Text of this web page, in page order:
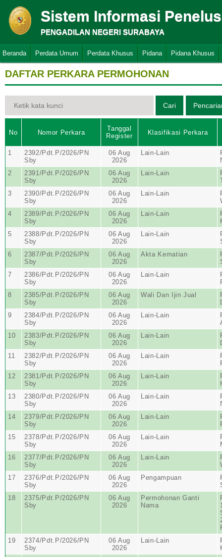
Sistem Informasi
PENGADILAN NEGERI SURABAYA
Beranda Perdata Umum Perdata Khusus Pidana Pidana Khusus
DAFTAR PERKARA PERMOHONAN
No Nomor Perkara
Tanggal
Register
Klasifikasi Perkara
1
2392/Pdt.P/2026/PN
Sby
06 Aug
2026
Lain-Lain
2
2391/Pdt.P/2026/PN
Sby
06 Aug
2026
Lain-Lain
3
2390/Pdt.P/2026/PN
Sby
06 Aug
2026
Lain-Lain
4
2389/Pdt.P/2026/PN
Sby
06 Aug
2026
Lain-Lain
5
2388/Pdt.P/2026/PN
Sby
06 Aug
2026
Lain-Lain
6
2387/Pdt.P/2026/PN
Sby
06 Aug
2026
Akta Kematian
7
2386/Pdt.P/2026/PN
Sby
06 Aug
2026
Lain-Lain
8
2385/Pdt.P/2026/PN
Sby
06 Aug
2026
Wali Dan Ijin Jual
9
2384/Pdt.P/2026/PN
Sby
06 Aug
2026
Lain-Lain
10
2383/Pdt.P/2026/PN
Sby
06 Aug
2026
Lain-Lain
11
2382/Pdt.P/2026/PN
Sby
06 Aug
2026
Lain-Lain
12
2381/Pdt.P/2026/PN
Sby
06 Aug
2026
Lain-Lain
13
2380/Pdt.P/2026/PN
Sby
06 Aug
2026
Lain-Lain
14
2379/Pdt.P/2026/PN
Sby
06 Aug
2026
Lain-Lain
15
2378/Pdt.P/2026/PN
Sby
06 Aug
2026
Lain-Lain
16
2377/Pdt.P/2026/PN
Sby
06 Aug
2026
Lain-Lain
17
2376/Pdt.P/2026/PN
Sby
06 Aug
2026
Pengampuan
18
2375/Pdt.P/2026/PN
Sby
06 Aug
2026
Permohonan Ganti
Nama
19
2374/Pdt.P/2026/PN
Sby
06 Aug
2026
Lain-Lain